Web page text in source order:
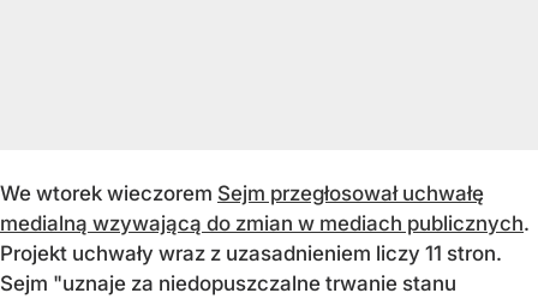
We wtorek wieczorem Sejm przegłosował uchwałę
medialną wzywającą do zmian w mediach publicznych.
Projekt uchwały wraz z uzasadnieniem liczy 11 stron.
Sejm "uznaje za niedopuszczalne trwanie stanu